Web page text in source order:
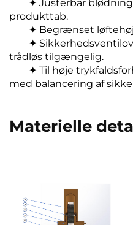
✦ Justerbar
produkttab.
✦ Begrænset
✦
trådløs tilgængelig.
✦ Til høje
med balancering af
Materielle